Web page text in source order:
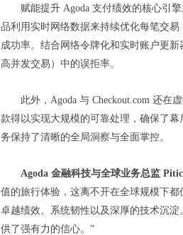
赋能提升 Agoda 支付绩效的核心引
品利用实时网络数据来持续优化每笔交
成功率。结合网络令牌化和实时账户更
高并发交易）中的误拒率。
此外，Agoda 与 Checkout.com 还
款得以实现大规模的可靠处理，确保了幕
务保持了清晰的全局洞察与全面掌控。
Agoda 金融科技与全球业务总监
值的旅行体验，这离不开在全球规模下
卓越绩效、系统韧性以及深厚的技术沉
供了强有力的信心。”